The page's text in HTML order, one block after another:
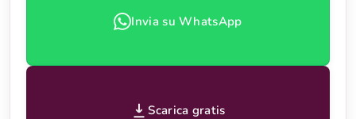
Invia su WhatsApp
Scarica gratis